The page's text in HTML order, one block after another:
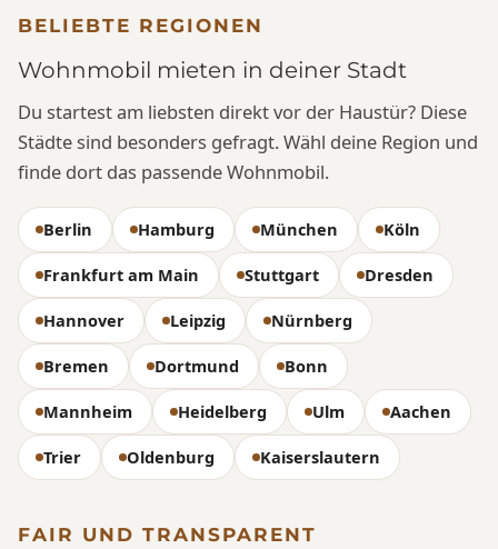
BELIEBTE REGIONEN
Wohnmobil mieten in deiner Stadt
Du startest am liebsten direkt vor der Haustür? Diese
Städte sind besonders gefragt. Wähl deine Region und
finde dort das passende Wohnmobil.
Berlin Hamburg München Köln
Frankfurt am Main Stuttgart Dresden
Hannover Leipzig Nürnberg
Bremen Dortmund Bonn
Mannheim Heidelberg Ulm Aachen
Trier Oldenburg Kaiserslautern
FAIR UND TRANSPARENT